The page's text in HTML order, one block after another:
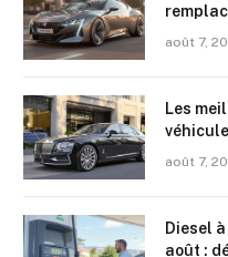
août 7,
Les
août 7,
Diesel
août :